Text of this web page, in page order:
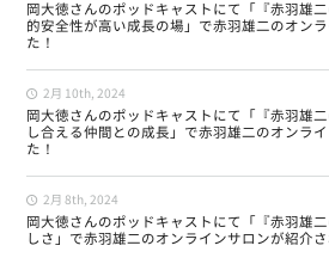
岡大徳さんのポッドキャストにて「『赤羽雄
的安全性が高い成長の場」で赤羽雄二のオン
た！
2月 10th, 2024
岡大徳さんのポッドキャストにて「『赤羽雄
し合える仲間との成長」で赤羽雄二のオンラ
た！
2月 8th, 2024
岡大徳さんのポッドキャストにて「『赤羽雄
しさ」で赤羽雄二のオンラインサロンが紹介さ